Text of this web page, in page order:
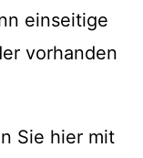
einseitige
vorhanden
Sie hier mit